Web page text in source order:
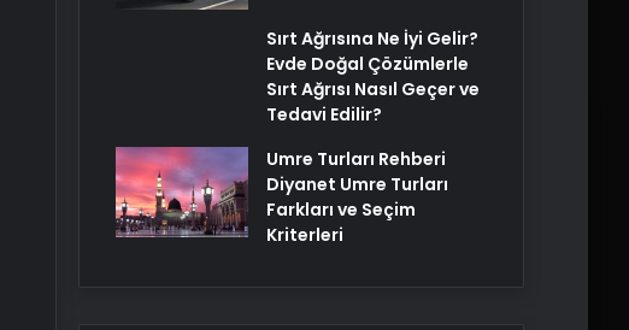
Sırt Ağrısına Ne İyi Gelir?
Evde Doğal Çözümlerle
Sırt Ağrısı Nasıl Geçer ve
Tedavi Edilir?
Umre Turları Rehberi
Diyanet Umre Turları
Farkları ve Seçim
Kriterleri